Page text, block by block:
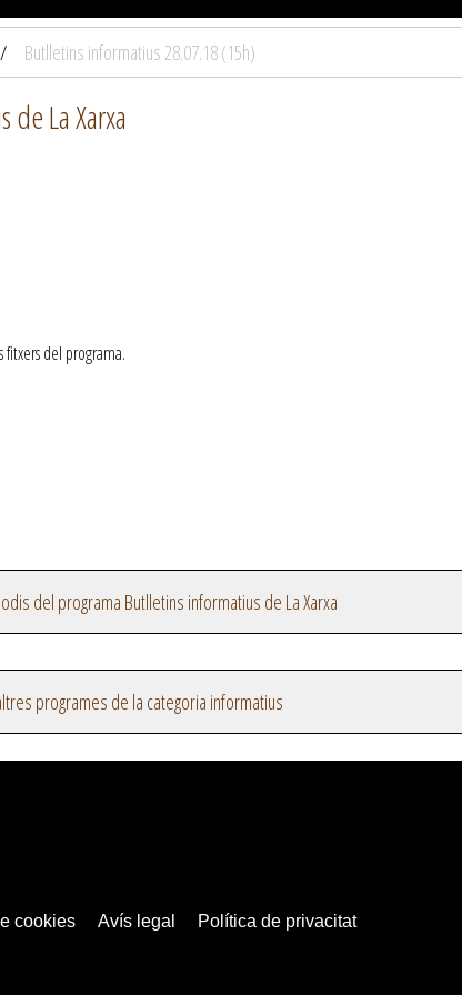
Butlletins informatius 28.07.18 (15h)
La Xarxa
fitxers del programa.
del programa Butlletins informatius de La Xarxa
programes de la categoria informatius
cookies Avís legal Política de privacitat